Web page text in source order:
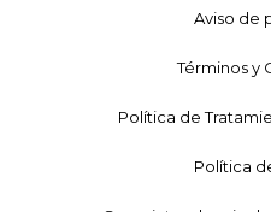
Aviso de
Términos y
Política de
Política